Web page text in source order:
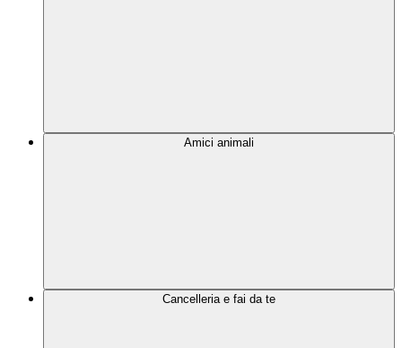
Amici animali
Cancelleria e fai da te